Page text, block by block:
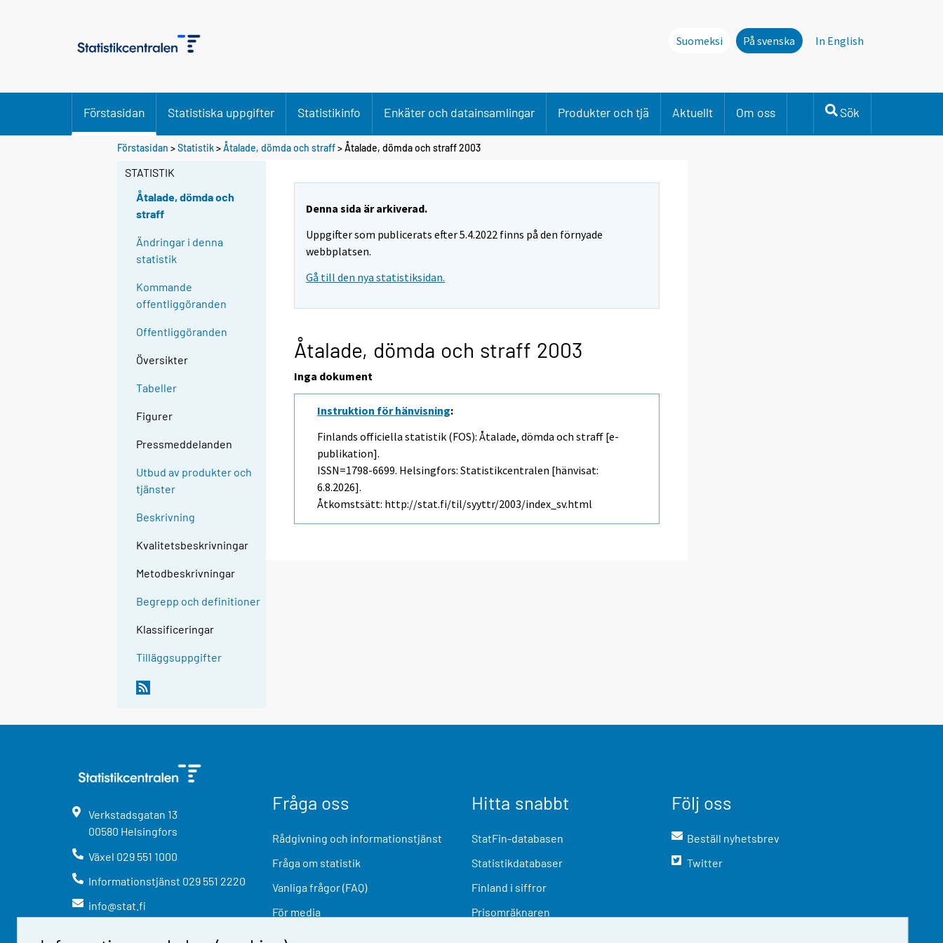
Suomeksi På svenska In English
Förstasidan Statistiska uppgifter Statistikinfo Enkäter och datainsamlingar Produkter och tjä Aktuellt Om oss Sök
Förstasidan >Statistik>Åtalade, dömda och straff> Åtalade, dömda och straff 2003
STATISTIK
Åtalade, dömda och
straff
Ändringar i denna
statistik
Kommande
offentliggöranden
Offentliggöranden
Översikter
Tabeller
Figurer
Pressmeddelanden
Utbud av produkter och
tjänster
Beskrivning
Kvalitetsbeskrivningar
Metodbeskrivningar
Begrepp och definitioner
Klassificeringar
Tilläggsuppgifter
Denna sida är arkiverad.
Uppgifter som publicerats efter 5.4.2022 finns på den förnyade
webbplatsen.
Gå till den nya statistiksidan.
Åtalade, dömda och straff 2003
Inga dokument
Instruktion för hänvisning:
Finlands officiella statistik (FOS): Åtalade, dömda och straff [e-
publikation].
ISSN=1798-6699. Helsingfors: Statistikcentralen [hänvisat:
6.8.2026].
Åtkomstsätt: http://stat.fi/til/syyttr/2003/index_sv.html
Verkstadsgatan 13
00580 Helsingfors
Växel 029 551 1000
Informationstjänst 029 551 2220
info@stat.fi
Fråga oss
Rådgivning och informationstjänst
Fråga om statistik
Vanliga frågor (FAQ)
För media
Hitta snabbt
StatFin-databasen
Statistikdatabaser
Finland i siffror
Prisomräknaren
Följ oss
Beställ nyhetsbrev
Twitter